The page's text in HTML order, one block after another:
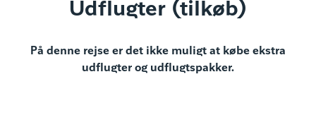
Udflugter (tilkøb)
På denne rejse er det ikke muligt at købe ekstra
udflugter og udflugtspakker.